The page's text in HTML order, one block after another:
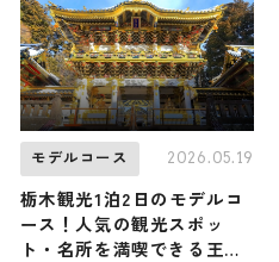
モデルコース 2026.05.19
栃木観光1泊2日のモデルコ
ース！人気の観光スポッ
ト・名所を満喫できる王道